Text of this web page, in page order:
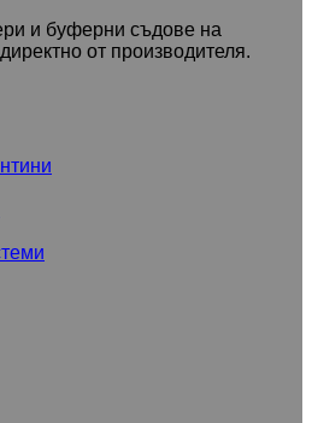
и буферни съдове на
от производителя.